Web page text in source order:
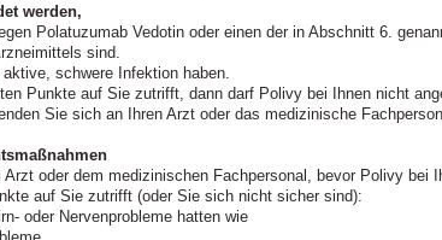
werden,
Polatuzumab Vedotin oder einen der in Abschnitt 6.
sind.
schwere Infektion haben.
Punkte auf Sie zutrifft, dann darf Polivy bei Ihnen nicht
Sie sich an Ihren Arzt oder das medizinische
oder dem medizinischen Fachpersonal, bevor Polivy bei
auf Sie zutrifft (oder Sie sich nicht sicher sind):
oder Nervenprobleme hatten wie